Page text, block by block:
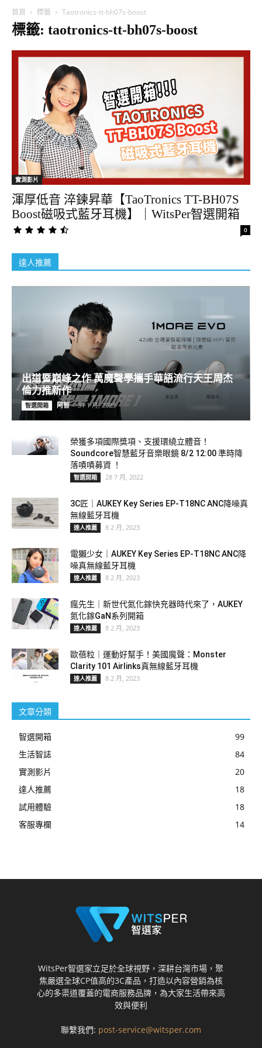
首頁 標籤 Taotronics-tt-bh07s-boost
標籤: taotronics-tt-bh07s-boost
實測影片
渾厚低音 淬鍊昇華【TaoTronics TT-BH07S
Boost磁吸式藍牙耳機】｜WitsPer智選開箱
0
達人推薦
出道暨巔峰之作 萬魔聲學攜手華語流行天王周杰
倫力推新作
智選開箱 阿智 - 31 1 月, 2023
榮獲多項國際獎項、支援環繞立體音！
Soundcore智慧藍牙音樂眼鏡 8/2 12:00 準時降
落嘖嘖募資 ！
智選開箱 28 7 月, 2022
3C匠｜AUKEY Key Series EP-T18NC ANC降噪真
無線藍牙耳機
達人推薦 8 2 月, 2023
電獺少女｜AUKEY Key Series EP-T18NC ANC降
噪真無線藍牙耳機
達人推薦 8 2 月, 2023
瘋先生｜新世代氮化鎵快充器時代來了，AUKEY
氮化鎵GaN系列開箱
達人推薦 8 2 月, 2023
歐蓓粒｜運動好幫手！美國魔聲：Monster
Clarity 101 Airlinks真無線藍牙耳機
達人推薦 8 2 月, 2023
文章分類
智選開箱
99
生活智誌
84
實測影片
20
達人推薦
18
試用體驗
18
客服專欄
14
WitsPer智選家立足於全球視野，深耕台灣市場，聚
焦嚴選全球CP值高的3C產品，打造以內容營銷為核
心的多渠道覆蓋的電商服務品牌，為大家生活帶來高
效與便利
聯繫我們: post-service@witsper.com